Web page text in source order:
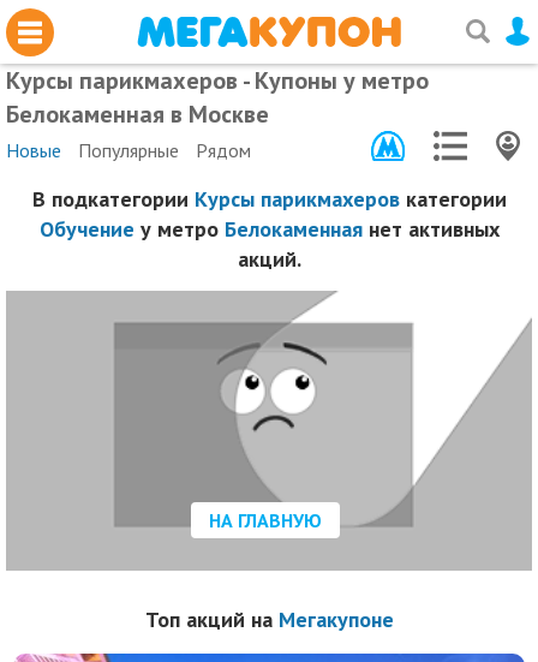
Курсы парикмахеров - Купоны у метро
Белокаменная в Москве
Новые Популярные Рядом
В подкатегории Курсы парикмахеровкатегории
Обучение у метро Белокаменнаянет активных
акций.
НА ГЛАВНУЮ
Топ акций на Мегакупоне